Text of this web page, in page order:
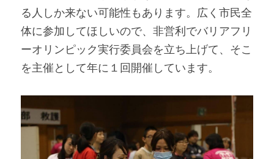
る人しか来ない可能性もあります。広く市民全
体に参加してほしいので、非営利でバリアフリ
ーオリンピック実行委員会を立ち上げて、そこ
を主催として年に１回開催しています。